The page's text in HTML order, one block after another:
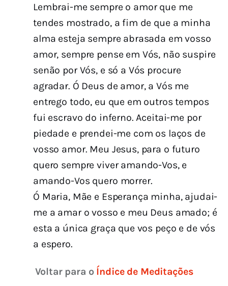
Lembrai-me sempre o amor que me
tendes mostrado, a fim de que a minha
alma esteja sempre abrasada em vosso
amor, sempre pense em Vós, não suspire
senão por Vós, e só a Vós procure
agradar. Ó Deus de amor, a Vós me
entrego todo, eu que em outros tempos
fui escravo do inferno. Aceitai-me por
piedade e prendei-me com os laços de
vosso amor. Meu Jesus, para o futuro
quero sempre viver amando-Vos, e
amando-Vos quero morrer.
Ó Maria, Mãe e Esperança minha, ajudai-
me a amar o vosso e meu Deus amado; é
esta a única graça que vos peço e de vós
a espero.
Voltar para o Índice de Meditações